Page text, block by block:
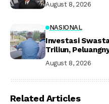
August 8, 2026
NASIONAL
Investasi
Triliun,
August 8, 2026
Related Articles